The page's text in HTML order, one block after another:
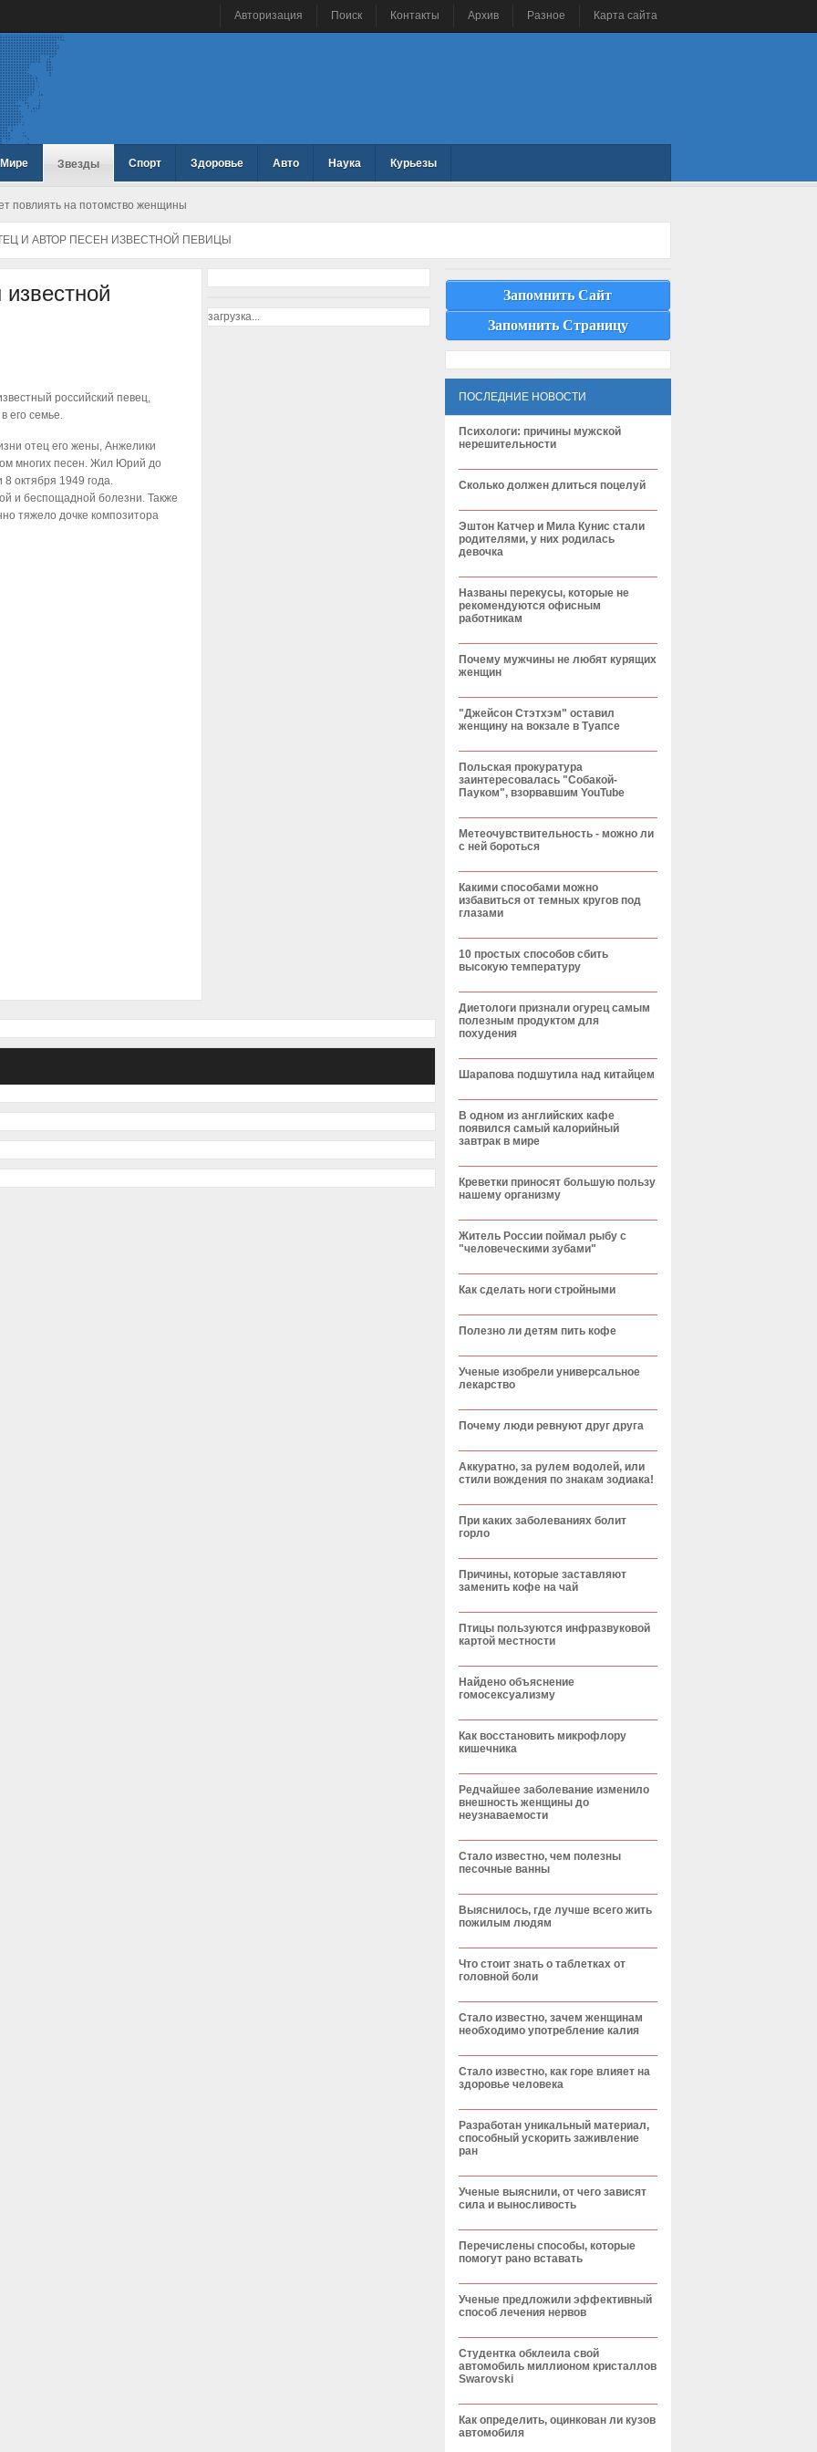
Авторизация Поиск Контакты Архив Разное Карта сайта
Звезды Спорт Здоровье Авто Наука Курьезы
повлиять на потомство женщины
И АВТОР ПЕСЕН ИЗВЕСТНОЙ ПЕВИЦЫ
российский певец,
его семье.
отец его жены, Анжелики
многих песен. Жил Юрий до
октября 1949 года.
и беспощадной болезни. Также
тяжело дочке композитора
загрузка...
Запомнить Сайт
Запомнить Страницу
ПОСЛЕДНИЕ НОВОСТИ
Психологи: причины мужской
нерешительности
Сколько должен длиться поцелуй
Эштон Катчер и Мила Кунис стали
родителями, у них родилась
девочка
Названы перекусы, которые не
рекомендуются офисным
работникам
Почему мужчины не любят курящих
женщин
"Джейсон Стэтхэм" оставил
женщину на вокзале в Туапсе
Польская прокуратура
заинтересовалась "Собакой-
Пауком", взорвавшим YouTube
Метеочувствительность - можно ли
с ней бороться
Какими способами можно
избавиться от темных кругов под
глазами
10 простых способов сбить
высокую температуру
Диетологи признали огурец самым
полезным продуктом для
похудения
Шарапова подшутила над китайцем
В одном из английских кафе
появился самый калорийный
завтрак в мире
Креветки приносят большую пользу
нашему организму
Житель России поймал рыбу с
"человеческими зубами"
Как сделать ноги стройными
Полезно ли детям пить кофе
Ученые изобрели универсальное
лекарство
Почему люди ревнуют друг друга
Аккуратно, за рулем водолей, или
стили вождения по знакам зодиака!
При каких заболеваниях болит
горло
Причины, которые заставляют
заменить кофе на чай
Птицы пользуются инфразвуковой
картой местности
Найдено объяснение
гомосексуализму
Как восстановить микрофлору
кишечника
Редчайшее заболевание изменило
внешность женщины до
неузнаваемости
Стало известно, чем полезны
песочные ванны
Выяснилось, где лучше всего жить
пожилым людям
Что стоит знать о таблетках от
головной боли
Стало известно, зачем женщинам
необходимо употребление калия
Стало известно, как горе влияет на
здоровье человека
Разработан уникальный материал,
способный ускорить заживление
ран
Ученые выяснили, от чего зависят
сила и выносливость
Перечислены способы, которые
помогут рано вставать
Ученые предложили эффективный
способ лечения нервов
Студентка обклеила свой
автомобиль миллионом кристаллов
Swarovski
Как определить, оцинкован ли кузов
автомобиля